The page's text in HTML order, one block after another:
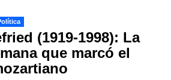
(1919-1998): La
que marcó el